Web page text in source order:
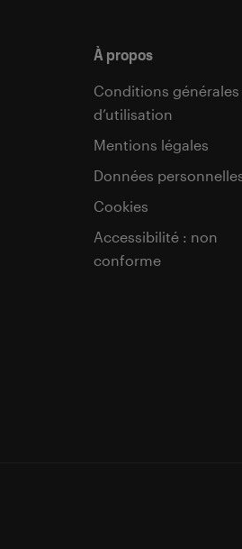
À propos
Conditions générales
d’utilisation
Mentions légales
Données
Cookies
Accessibilité : non
conforme